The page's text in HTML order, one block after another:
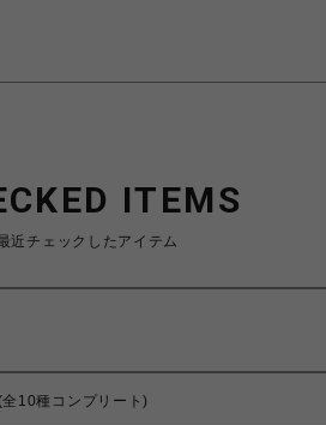
ITEMS
近チェックしたアイテム
10種コンプリート)